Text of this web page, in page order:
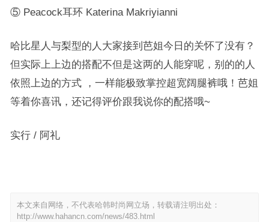
⑤ Peacock耳环 Katerina Makriyianni
哈比星人与梨型的人大家接到芭姐今日的关怀了没有？
但实际上上边的搭配不但是这两的人能穿呢，别的的人
依照上边的方式 ，一样能极致掌控超宽阔腿裤哦！芭姐
等着你喜讯，还记得评价跟我说你的配搭哦~
实行 / 阿礼
本文来自网络，不代表哈韩时尚网立场，转载请注明出处：
http://www.hahancn.com/news/483.html